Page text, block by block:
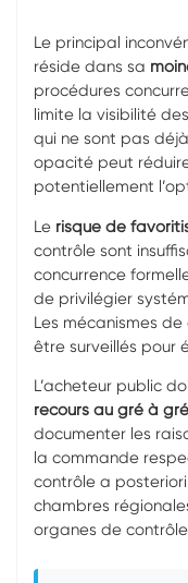
Le principal
réside dans sa
procédures
limite la visibilité
qui ne sont pas
opacité peut
potentiellement
Le risque de
contrôle sont
concurrence
de privilégier
Les mécanismes
être surveillés pour
L’acheteur public
recours au gré à gré
documenter les
la commande
contrôle a
chambres
organes de